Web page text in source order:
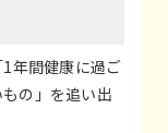
年間健康に過ご
の」を追い出